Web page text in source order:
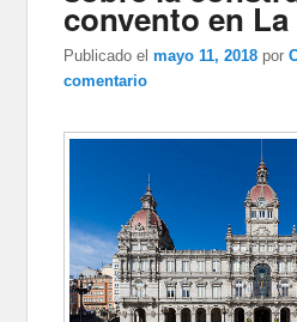
convento en La
Publicado el mayo 11, 2018 por
comentario